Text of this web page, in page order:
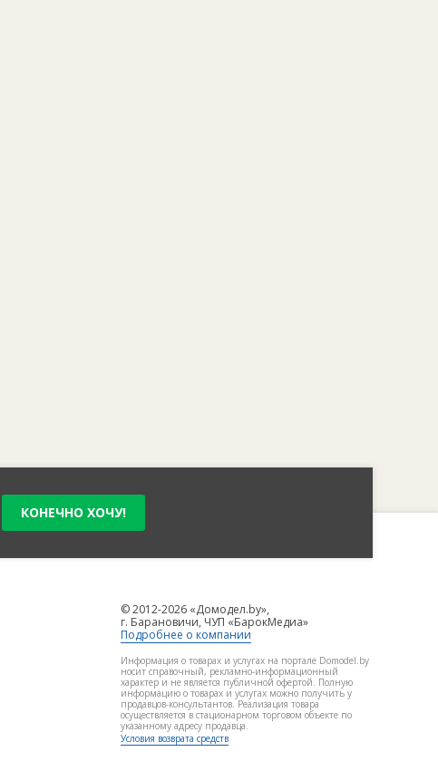
КОНЕЧНО ХОЧУ!
© 2012-2026 «Домодел.by»,
г. Барановичи, ЧУП «БарокМедиа»
Подробнее о компании
Информация о товарах и услугах на портале Domodel.by
носит справочный, рекламно-информационный
характер и не является публичной офертой. Полную
информацию о товарах и услугах можно получить у
продавцов-консультантов. Реализация товара
осуществляется в стационарном торговом объекте по
указанному адресу продавца.
Условия возврата средств